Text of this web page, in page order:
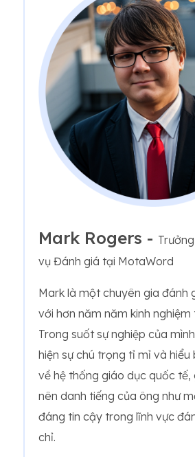
Mark Rogers -
vụ Đánh giá tại MotaWord
Mark là một chuyên gia đánh
với hơn năm năm kinh nghiệm
Trong suốt sự nghiệp của
hiện sự chú trọng tỉ mỉ và hiểu
về hệ thống giáo dục quốc
nên danh tiếng của ông như
đáng tin cậy trong lĩnh vực
chỉ.